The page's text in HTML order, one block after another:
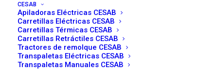
CESAB
Apiladoras Eléctricas CESAB
Carretillas Eléctricas CESAB
Carretillas Térmicas CESAB
Carretillas Retráctiles CESAB
Tractores de remolque CESAB
Transpaletas Eléctricas CESAB
Transpaletas Manuales CESAB
En sectores donde la potencia, la fiabilidad y la
durabilidad no son negociables, las carretillas térmicas
CESAB de la serie M300 se han consolidado como una
referencia en el mercado. Desde la gama estándar hasta
las versiones más especializadas, estas carretillas